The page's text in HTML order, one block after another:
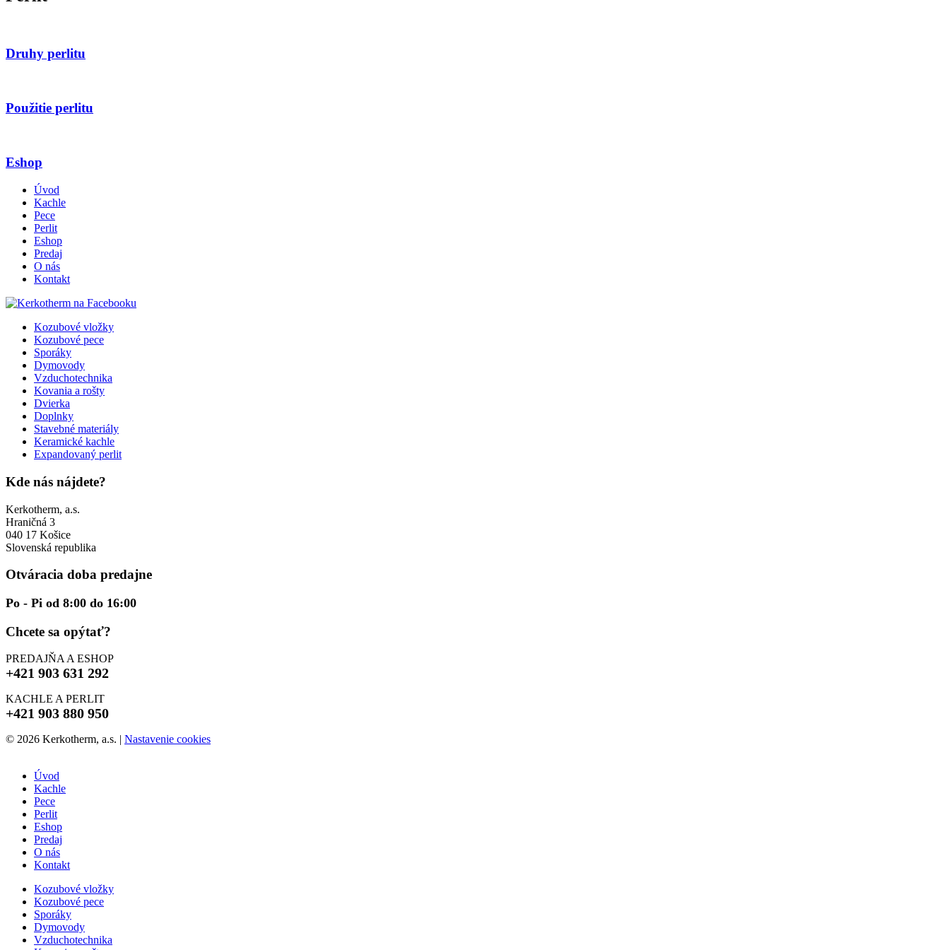
Druhy perlitu
Použitie perlitu
Eshop
Úvod
Kachle
Pece
Perlit
Eshop
Predaj
O nás
Kontakt
Kozubové vložky
Kozubové pece
Sporáky
Dymovody
Vzduchotechnika
Kovania a rošty
Dvierka
Doplnky
Stavebné materiály
Keramické kachle
Expandovaný perlit
Kde nás nájdete?
Kerkotherm, a.s.
Hraničná 3
040 17 Košice
Slovenská republika
Otváracia doba predajne
Po - Pi od 8:00 do 16:00
Chcete sa opýtať?
PREDAJŇA A ESHOP
+421 903 631 292
KACHLE A PERLIT
+421 903 880 950
© 2026 Kerkotherm, a.s. | Nastavenie cookies
Úvod
Kachle
Pece
Perlit
Eshop
Predaj
O nás
Kontakt
Kozubové vložky
Kozubové pece
Sporáky
Dymovody
Vzduchotechnika